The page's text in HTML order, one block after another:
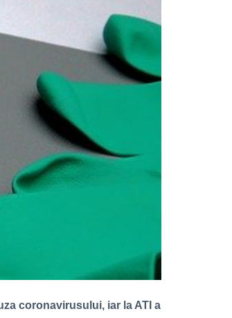
coronavirusului, iar la ATI a